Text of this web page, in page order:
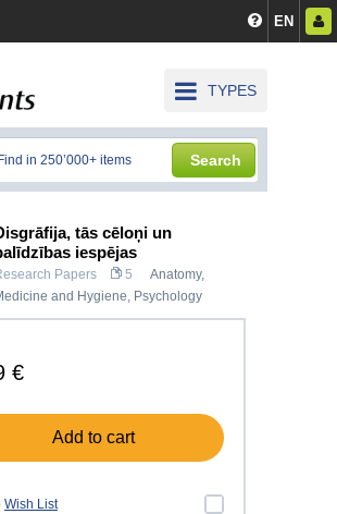
EN
TYPES
Search
tās cēloņi un
iespējas
Papers 5
Anatomy,
and Hygiene, Psychology
€
Add to cart
Wish List